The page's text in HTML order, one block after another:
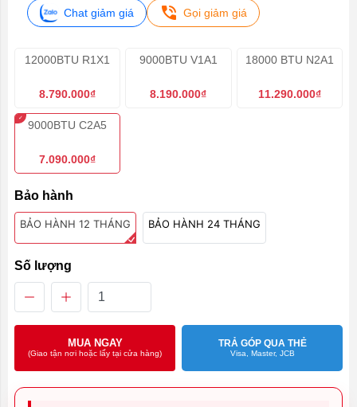
Chat giảm giá Gọi giảm giá
12000BTU R1X1
8.790.000₫
9000BTU V1A1
8.190.000₫
18000 BTU N2A1
11.290.000₫
9000BTU C2A5
7.090.000₫
Bảo hành
BẢO HÀNH 12 THÁNG BẢO HÀNH 24 THÁNG
Số lượng
MUA NGAY
(Giao tận nơi hoặc lấy tại cửa hàng)
TRẢ GÓP QUA THẺ
Visa, Master, JCB